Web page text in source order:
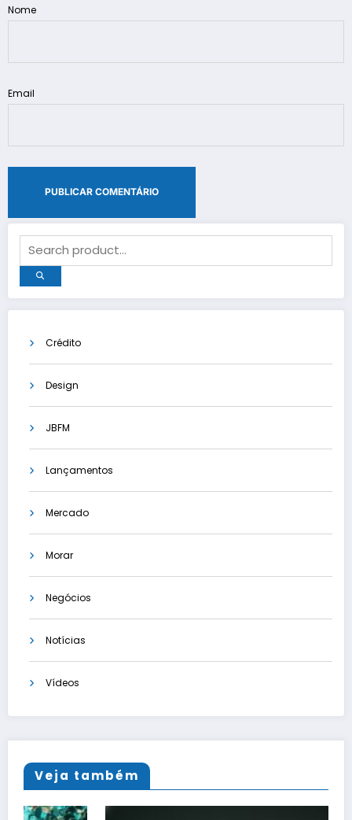
Nome
Email
Crédito
Design
JBFM
Lançamentos
Mercado
Morar
Negócios
Notícias
Vídeos
Veja também